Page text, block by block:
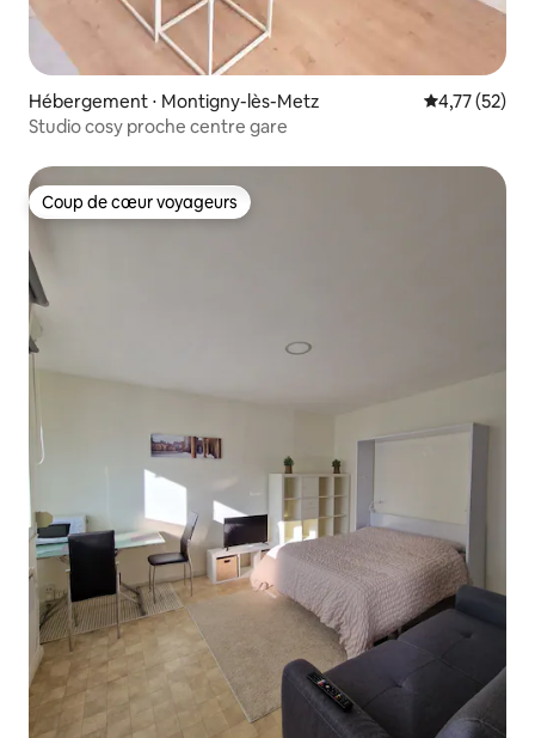
Hébergement ⋅ Montigny-lès-Metz Évaluation
4,77 (52)
Studio cosy proche centre gare
Coup de cœur voyageurs
Coup de cœur voyageurs